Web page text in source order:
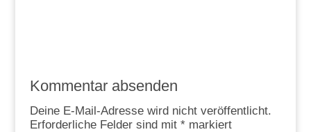
Kommentar absenden
Deine E-Mail-Adresse wird nicht veröffentlicht.
Erforderliche Felder sind mit *markiert